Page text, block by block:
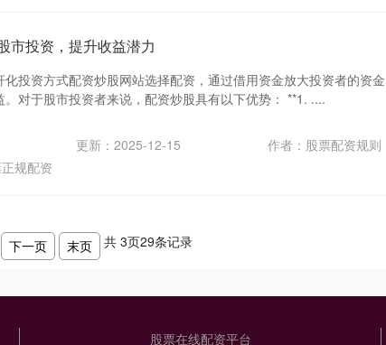
市投资，提升收益潜力
投资方式配资炒股网站选择配资，通过借用资金放大投资者的资金
对于股市投资者来说，配资炒股具有以下优势： **1. ....
更新：2025-12-15
作者：股票配资规则
规配资
下一页 末页 共 3页29条记录
股票在线配资平台